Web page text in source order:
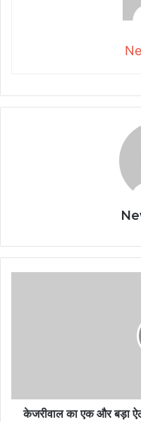
केजरीवाल का एक और बड़ा